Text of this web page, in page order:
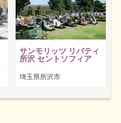
サンモリッツ リバティ
所沢 セントソフィア
埼玉県所沢市